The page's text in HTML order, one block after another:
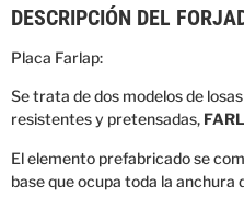
DESCRIPCIÓN DEL
Placa Farlap:
Se trata de dos modelosde losas
resistentesy pretensadas,
Elelemento prefabricadose
baseque ocupa toda la anchura